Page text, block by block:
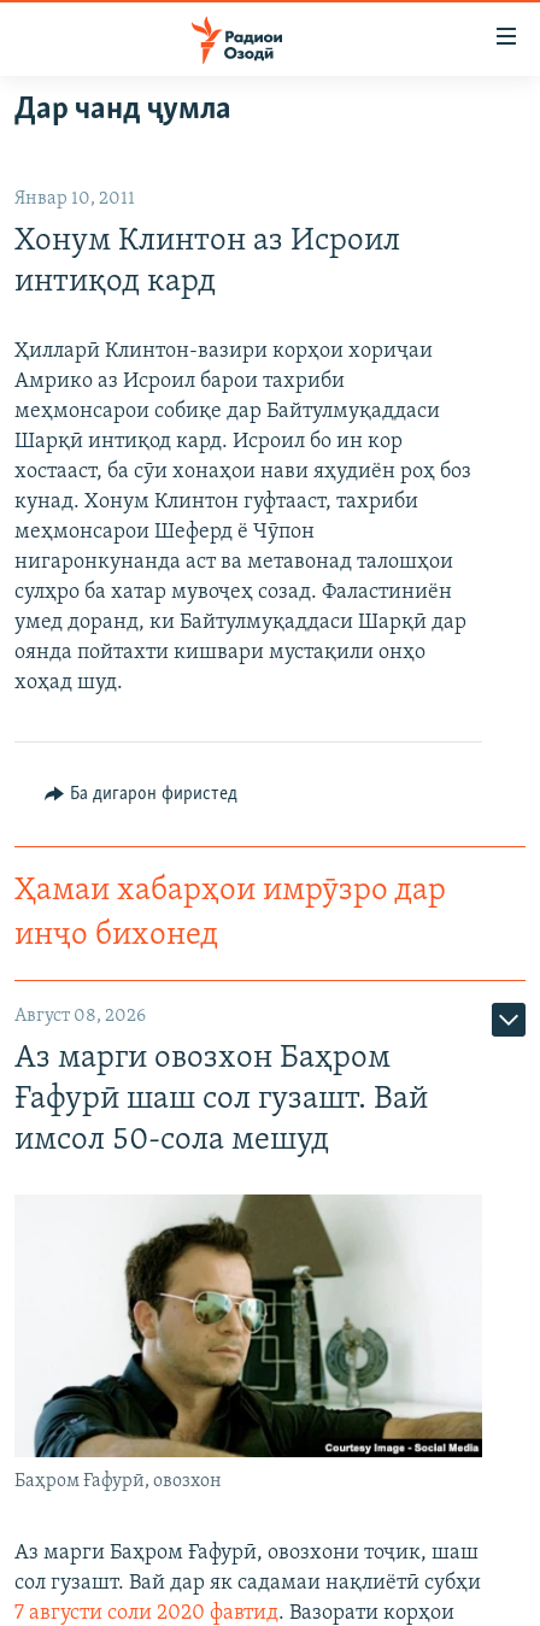
Ҷаҳиш
ба
аслӣ
Ҷаҳиш
ба
феҳристи
Ҷаҳиш
ҷустор
ГӮШАҲО
ҶОМЕА
ОСИЁИ МАРКАЗӢ
ФАРҲАНГ
МЕҲМОНИ ОЗОДӢ
ВАРЗИШ
РӮЗГОРИ МУҲОҶИР
САЛОМ, ХОҲАР
ТАҲҚИҚОТ
ҶАНГ ДАР УКРАИНА
НАЗАРИ МАРДУМ
БЛОГИСТОН
ОЗОДӢ ОНЛАЙН
ЧАНДРАСОНАӢ
ВИДЕО
НИГОРИСТОН
ГУЗОРИШҲОИ РАДИОӢ
РӮЙХАТҲО
КИТОБҲОИ ОЗОДӢ
Русский
ПАЙГИРӢ КУНЕД
Ҳамаи сомонаҳои RFE/RL
Дар чанд ҷумла
Январ 10, 2011
Хонум Клинтон аз Исроил
интиқод кард
Ҳилларӣ Клинтон-вазири корҳои хориҷаи
Амрико аз Исроил барои тахриби
меҳмонсарои собиқе дар Байтулмуқаддаси
Шарқӣ интиқод кард. Исроил бо ин кор
хостааст, ба сӯи хонаҳои нави яҳудиён роҳ боз
кунад. Хонум Клинтон гуфтааст, тахриби
меҳмонсарои Шеферд ё Чӯпон
нигаронкунанда аст ва метавонад талошҳои
сулҳро ба хатар мувоҷеҳ созад. Фаластиниён
умед доранд, ки Байтулмуқаддаси Шарқӣ дар
оянда пойтахти кишвари мустақили онҳо
хоҳад шуд.
Ба дигарон фиристед
Ҳамаи хабарҳои имрӯзро дар
инҷо бихонед
Август 08, 2026
Аз марги овозхон Баҳром
Ғафурӣ шаш сол гузашт. Вай
имсол 50-сола мешуд
Баҳром Ғафурӣ, овозхон
Аз марги Баҳром Ғафурӣ, овозхони тоҷик, шаш
сол гузашт. Вай дар як садамаи нақлиётӣ субҳи
7 августи соли 2020 фавтид. Вазорати корҳои